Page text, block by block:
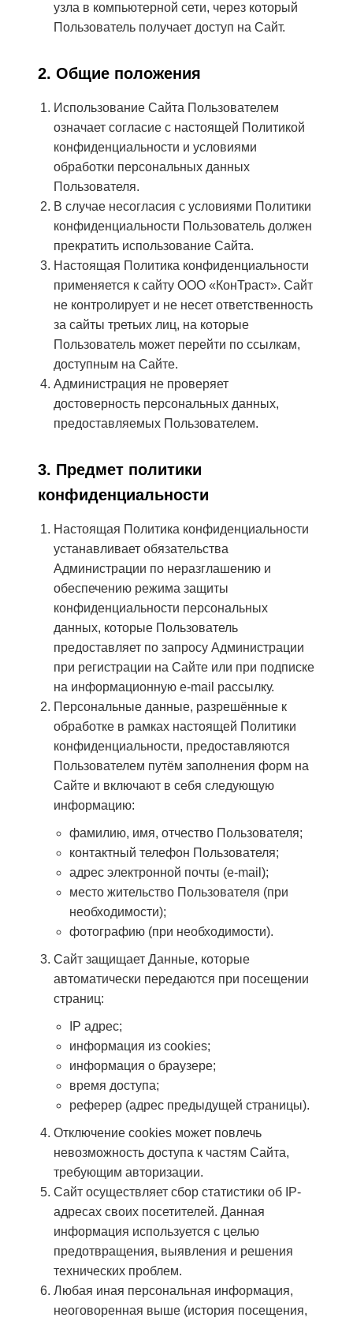
узла в компьютерной сети, через который
Пользователь получает доступ на Сайт.
2. Общие положения
Использование Сайта Пользователем
означает согласие с настоящей Политикой
конфиденциальности и условиями
обработки персональных данных
Пользователя.
В случае несогласия с условиями Политики
конфиденциальности Пользователь должен
прекратить использование Сайта.
Настоящая Политика конфиденциальности
применяется к сайту ООО «КонТраст». Сайт
не контролирует и не несет ответственность
за сайты третьих лиц, на которые
Пользователь может перейти по ссылкам,
доступным на Сайте.
Администрация не проверяет
достоверность персональных данных,
предоставляемых Пользователем.
3. Предмет политики
конфиденциальности
Настоящая Политика конфиденциальности
устанавливает обязательства
Администрации по неразглашению и
обеспечению режима защиты
конфиденциальности персональных
данных, которые Пользователь
предоставляет по запросу Администрации
при регистрации на Сайте или при подписке
на информационную e-mail рассылку.
Персональные данные, разрешённые к
обработке в рамках настоящей Политики
конфиденциальности, предоставляются
Пользователем путём заполнения форм на
Сайте и включают в себя следующую
информацию:
фамилию, имя, отчество Пользователя;
контактный телефон Пользователя;
адрес электронной почты (e-mail);
место жительство Пользователя (при
необходимости);
фотографию (при необходимости).
Сайт защищает Данные, которые
автоматически передаются при посещении
страниц:
IP адрес;
информация из cookies;
информация о браузере;
время доступа;
реферер (адрес предыдущей страницы).
Отключение cookies может повлечь
невозможность доступа к частям Сайта,
требующим авторизации.
Сайт осуществляет сбор статистики об IP-
адресах своих посетителей. Данная
информация используется с целью
предотвращения, выявления и решения
технических проблем.
Любая иная персональная информация,
неоговоренная выше (история посещения,